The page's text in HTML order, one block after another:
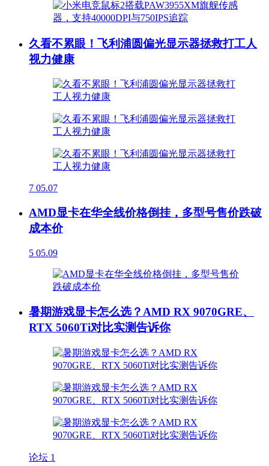
久看不累眼！飞利浦圆偏光显示器拯救打工人
视力健康
7 05.07
AMD显卡在华全线价格倒挂，多型号售价跌破
成本价
5 05.09
暑期游戏显卡怎么选？AMD RX 9070GRE、
RTX 5060Ti对比实测告诉你
论坛 1